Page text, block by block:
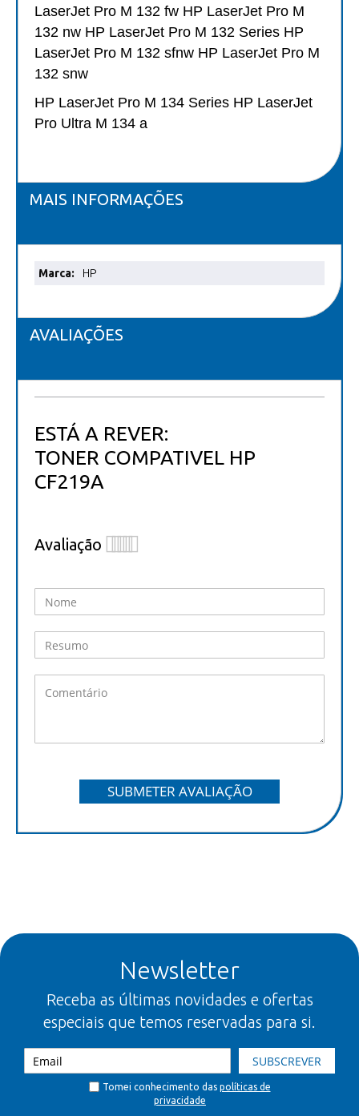
LaserJet Pro M 132 fw HP LaserJet Pro M
132 nw HP LaserJet Pro M 132 Series HP
LaserJet Pro M 132 sfnw HP LaserJet Pro M
132 snw
HP LaserJet Pro M 134 Series HP LaserJet
Pro Ultra M 134 a
MAIS INFORMAÇÕES
Mais
HP
AVALIAÇÕES
ESTÁ A REVER:
TONER COMPATIVEL HP
CF219A
Avaliação
SUBMETER AVALIAÇÃO
Newsletter
Receba as últimas novidades e ofertas
especiais que temos reservadas para si.
SUBSCREVER
Tomei conhecimento das políticas de
privacidade